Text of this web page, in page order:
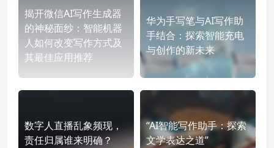
揭开微信AI写作生成器
的神秘面纱：智能机器
人如何改变写作方式及
其最佳应用推荐
华为手写笔与AI写作助
手结合：探索智能充电
与创作的新未来
数字人直播乱象频现，
责任归属谁来明确？
“AI智能写作助手：探索
文学表达之道”